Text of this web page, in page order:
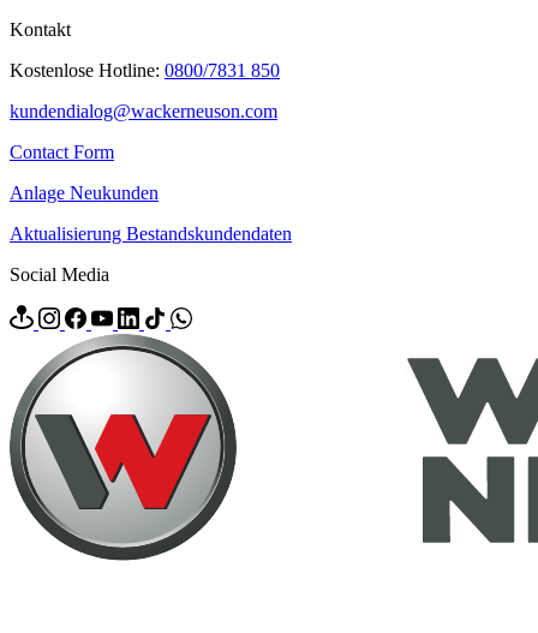
Kontakt
Kostenlose Hotline: 0800/7831 850
kundendialog@wackerneuson.com
Contact Form
Anlage Neukunden
Aktualisierung Bestandskundendaten
Social Media